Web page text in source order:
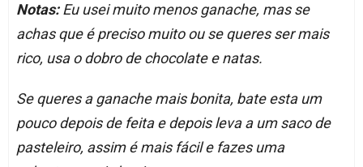
Notas:Eu usei muito menos ganache, mas se
achas que é preciso muito ou se queres ser mais
rico, usa o dobro de chocolate e natas.
Se queres a ganache mais bonita, bate esta um
pouco depois de feita e depois leva a um saco de
pasteleiro, assim é mais fácil e fazes uma